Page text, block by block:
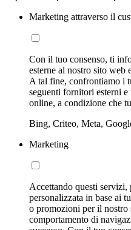
Marketing attraverso il
Con il tuo consenso, ti
esterne al nostro sito web
A tal fine, confrontiamo i
seguenti fornitori esterni
online, a condizione che
Bing, Criteo, Meta,
Marketing
Accettando questi
personalizzata in base ai
o promozioni per il
comportamento di